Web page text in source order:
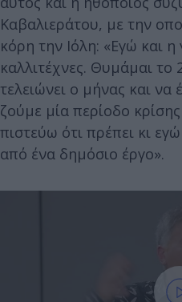
Καβαλιεράτου, με την
κόρη την Ιόλη: «Εγώ και
καλλιτέχνες. Θυμάμαι
τελειώνει ο μήνας και να
ζούμε μία περίοδο
πιστεύω ότι πρέπει κι
από ένα δημόσιο έργο».